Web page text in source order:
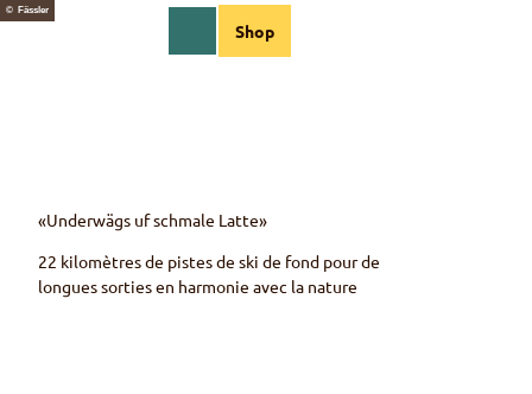
T
Shop
© Fässler
«Underwägs uf schmale Latte»
22 kilomètres de pistes de ski de fond pour de
longues sorties en harmonie avec la nature